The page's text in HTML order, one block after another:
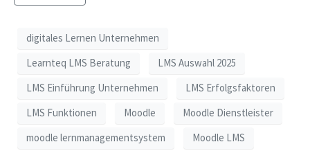
digitales Lernen Unternehmen
Learnteq LMS Beratung
LMS Auswahl 2025
LMS Einführung Unternehmen
LMS Erfolgsfaktoren
LMS Funktionen
Moodle
Moodle Dienstleister
moodle lernmanagementsystem
Moodle LMS